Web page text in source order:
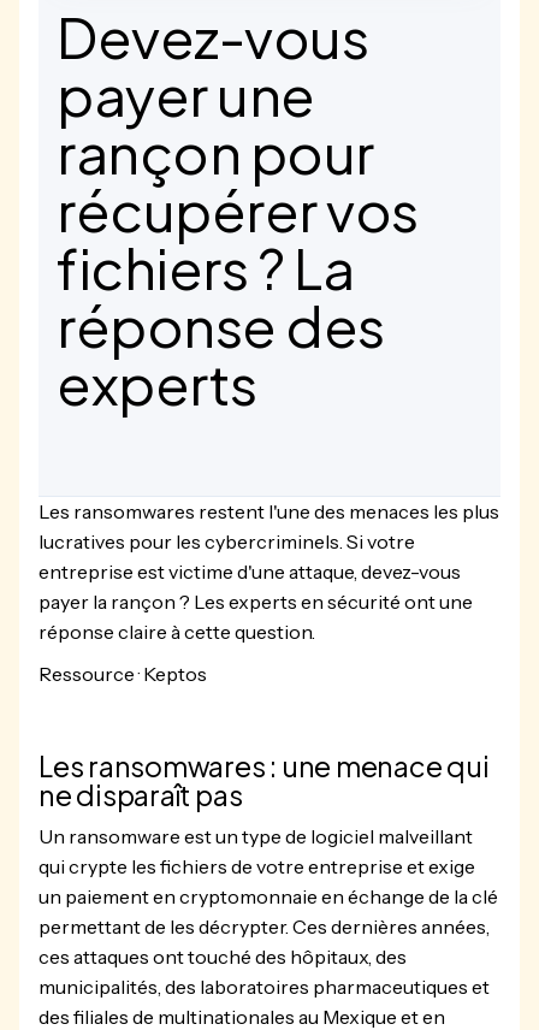
Devez-vous
payer une
rançon pour
récupérer vos
fichiers ? La
réponse des
experts
Les ransomwares restent l'une des menaces les plus
lucratives pour les cybercriminels. Si votre
entreprise est victime d'une attaque, devez-vous
payer la rançon ? Les experts en sécurité ont une
réponse claire à cette question.
Ressource · Keptos
Les ransomwares : une menace qui
ne disparaît pas
Un ransomware est un type de logiciel malveillant
qui crypte les fichiers de votre entreprise et exige
un paiement en cryptomonnaie en échange de la clé
permettant de les décrypter. Ces dernières années,
ces attaques ont touché des hôpitaux, des
municipalités, des laboratoires pharmaceutiques et
des filiales de multinationales au Mexique et en